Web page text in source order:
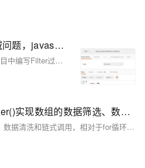
springboot解决js前端跨域问题，javascript跨域问题解决
本文介绍了如何在Spring Boot项目中编写Filter过滤器以处理跨域问题，并通过一个示例展示了使用JavaScript进行跨域请求的方法。首先，在Spring Boot应用中添加一个实现了`Filter`接口的类，设置响应头允许所有来源的跨域请求。接着，通过一个简单的HTML页面和jQuery发送AJAX请求到指定URL，验证跨域请求是否成功。文中还提供了请求成功的响应数据样例及请求效果截图。
JavaScript中通过array.filter()实现数组的数据筛选、数据清洗和链式调用，JS中数组过滤器的使用详解（附实际应用代码）
用array.filter(）来实现数据筛选、数据清洗和链式调用，相对于for循环更加清晰，语义化强，能显著提升代码的可读性和可维护性。博客不应该只有代码和解决方案，重点应该在于给出解决方案的同时分享思维模式，只有思维才能可持续地解决问题，只有思维才是真正值得学习和分享的核心要素。如果这篇博客能给您带来一点帮助，麻烦您点个赞支持一下，还可以收藏起来以备不时之需，有疑问和错误欢迎在评论区指出~